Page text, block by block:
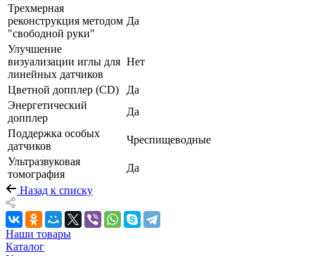
Трехмерная
реконструкция методом
"свободной руки"
Да
Улучшение
визуализации иглы для
линейных датчиков
Нет
Цветной допплер (CD)
Да
Энергетический
допплер
Да
Поддержка особых
датчиков
Чреспищеводные
Ультразвуковая
томография
Да
Назад к списку
Наши товары
Каталог